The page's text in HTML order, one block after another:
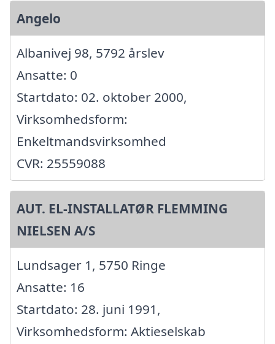
Angelo
Albanivej 98, 5792 årslev
Ansatte: 0
Startdato: 02. oktober 2000,
Virksomhedsform:
Enkeltmandsvirksomhed
CVR: 25559088
AUT. EL-INSTALLATØR FLEMMING
NIELSEN A/S
Lundsager 1, 5750 Ringe
Ansatte: 16
Startdato: 28. juni 1991,
Virksomhedsform: Aktieselskab